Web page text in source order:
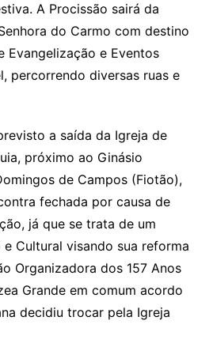
A Procissão sairá da
do Carmo com destino
Evangelização e Eventos
percorrendo diversas ruas e
a saída da Igreja de
próximo ao Ginásio
de Campos (Fiotão),
fechada por causa de
já que se trata de um
Cultural visando sua reforma
Organizadora dos 157 Anos
Grande em comum acordo
decidiu trocar pela Igreja